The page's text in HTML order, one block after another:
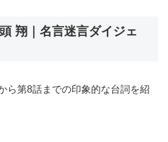
翔｜名言迷言ダイジェ
ら第8話までの印象的な台詞を紹